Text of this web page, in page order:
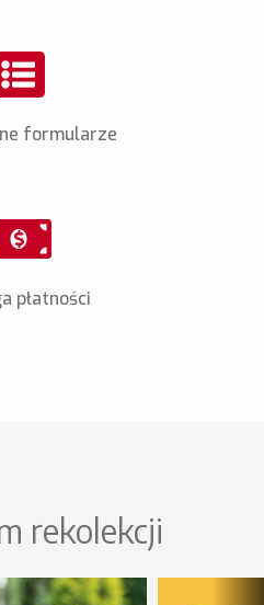
formularze
płatności
rekolekcji